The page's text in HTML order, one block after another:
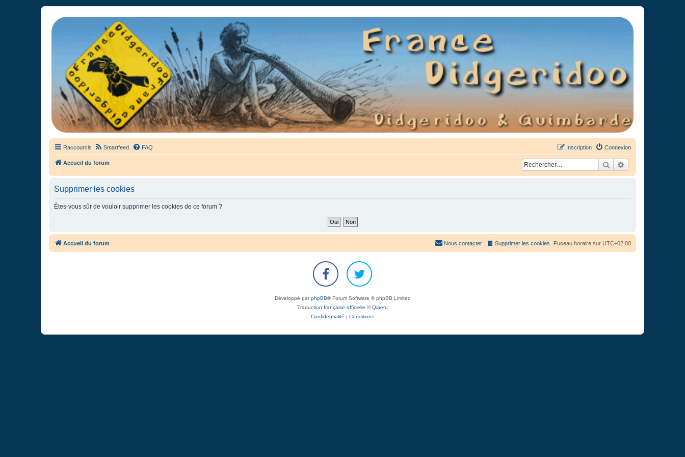
France Didgeridoo
Didgeridoo et Guimbarde sur France Didgeridoo - retrouvez la communauté.
Raccourcis Smartfeed FAQ Connexion
Inscription
Accueil du forum Rechercher
Supprimer les cookies
Êtes-vous sûr de vouloir supprimer les cookies de ce forum ?
Accueil du forum Fuseau horaire sur UTC+02:00
Supprimer les cookies
Nous contacter
Développé parphpBB® Forum Software © phpBB Limited
Traduction française officielle ©Qiaeru
Confidentialité | Conditions